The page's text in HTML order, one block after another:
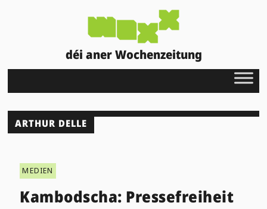
déi aner Wochenzeitung
ARTHUR DELLE
MEDIEN
Kambodscha: Pressefreiheit